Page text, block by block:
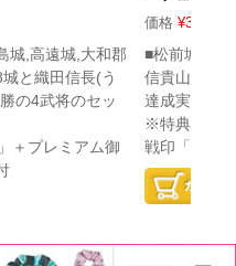
城,高遠城,大和郡
と織田信長(う
の4武将のセッ
＋プレミアム御
価格 ¥3,960
■松前城,久
信貴山城,鶴
達成実,蘆名
※特典：プ
戦印「人取